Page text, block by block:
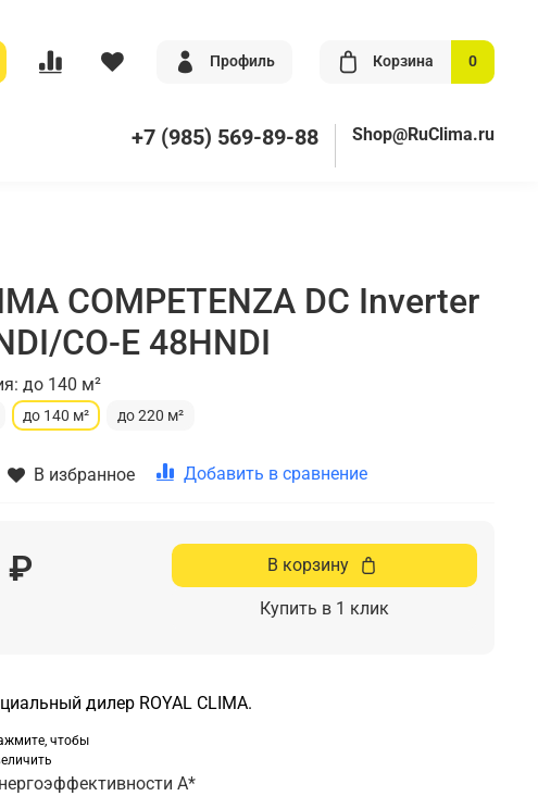
Профиль Корзина 0
+7 (985) 569-89-88 Shop@RuClima.ru
COMPETENZA DC Inverter
CO-E 48HNDI
до 140 м²
до 140 м² до 220 м²
В избранное Добавить в сравнение
₽ В корзину
Купить в 1 клик
дилер ROYAL CLIMA.
чтобы
А*